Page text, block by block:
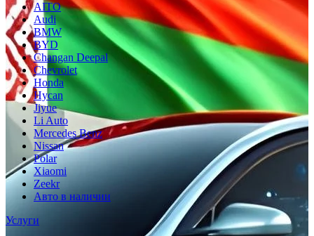
AITO
Audi
BMW
BYD
Changan Deepal
Chevrolet
Honda
Hycan
Jiyue
Li Auto
Mercedes Benz
Nissan
Polar
Xiaomi
Zeekr
Авто в наличии
Услуги